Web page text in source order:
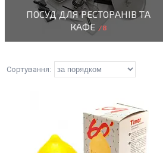
ПОСУД ДЛЯ РЕСТОРАНІВ ТА
КАФЕ
8